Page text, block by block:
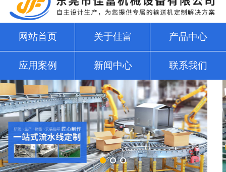
网站首页 关于佳富 产品中心
应用案例 新闻中心 联系我们